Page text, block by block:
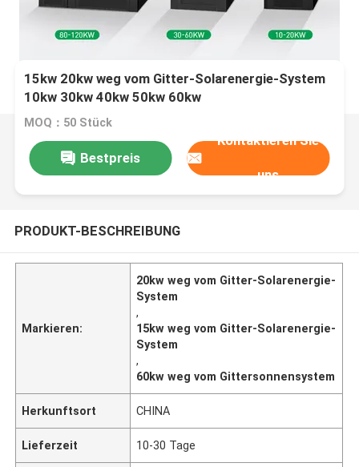
15kw 20kw weg vom Gitter-Solarenergie-System
10kw 30kw 40kw 50kw 60kw
MOQ：50 Stück
Bestpreis
Kontaktieren Sie
uns
PRODUKT-BESCHREIBUNG
Markieren:
20kw weg vom Gitter-Solarenergie-
System
,
15kw weg vom Gitter-Solarenergie-
System
,
60kw weg vom Gittersonnensystem
Herkunftsort CHINA
Lieferzeit 10-30 Tage